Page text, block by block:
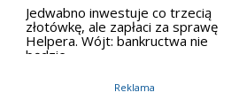
Jedwabno inwestuje co trzecią
złotówkę, ale zapłaci za sprawę
Helpera. Wójt: bankructwa nie
będzie
Reklama